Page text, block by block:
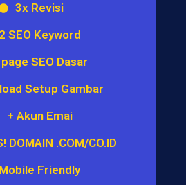
3x Revisi
2 SEO Keyword
SEO Dasar
Setup Gambar
+ Akun Emai
DOMAIN .COM/CO.ID
Mobile Friendly